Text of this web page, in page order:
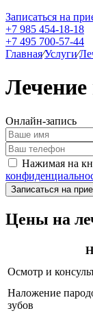
Записаться на
+7 985 454-18-18
+7 495 700-57-44
Главная⁄Услуги⁄
Лечение
Онлайн-запись
Нажимая на
Цены на
Осмотр и
Наложение
зубов